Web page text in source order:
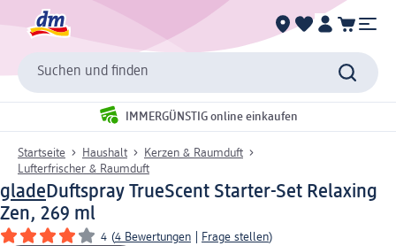
Suchen und finden
IMMERGÜNSTIG online einkaufen
Startseite Haushalt
Kerzen & Raumduft
Lufterfrischer & Raumduft
gladeDuftspray TrueScent Starter-Set Relaxing
Zen, 269 ml
4 (4 Bewertungen Frage stellen)